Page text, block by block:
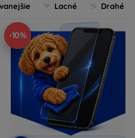
Lacné Drahé
-10%